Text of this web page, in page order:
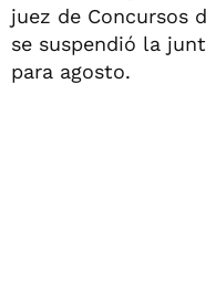
juez de Concursos
se suspendió la
para agosto.